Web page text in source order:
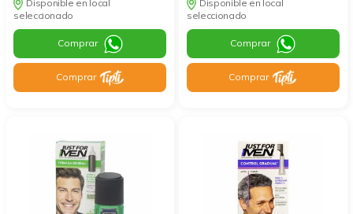
Disponible en local
seleccionado
Comprar
Comprar
Disponible en local
seleccionado
Comprar
Comprar